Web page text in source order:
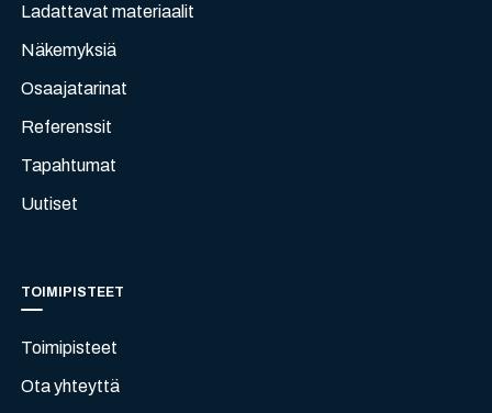
Ladattavat materiaalit
Näkemyksiä
Osaajatarinat
Referenssit
Tapahtumat
Uutiset
TOIMIPISTEET
Toimipisteet
Ota yhteyttä